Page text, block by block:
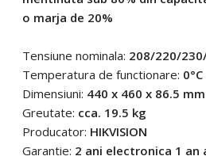
o marja de 20%
Tensiune nominala: 208/220/
Temperatura de functionare:
Dimensiuni: 440 x 460 x 86.5 mm
Greutate: cca. 19.5 kg
Producator: HIKVISION
Garantie: 2 ani electronica 1 an